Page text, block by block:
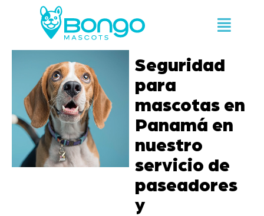
Seguridad
para
mascotas en
Panamá en
nuestro
servicio de
paseadores
y